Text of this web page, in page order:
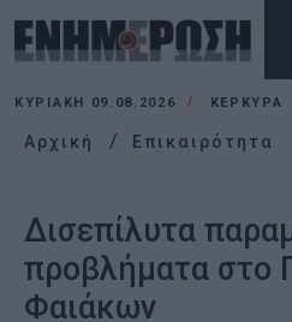
ΚΥΡΙΑΚΉ 09.08.2026 ΚΕΡΚΥΡΑ
Αρχική Επικαιρότητα
Δισεπίλυτα
προβλήματα στο
Φαιάκων